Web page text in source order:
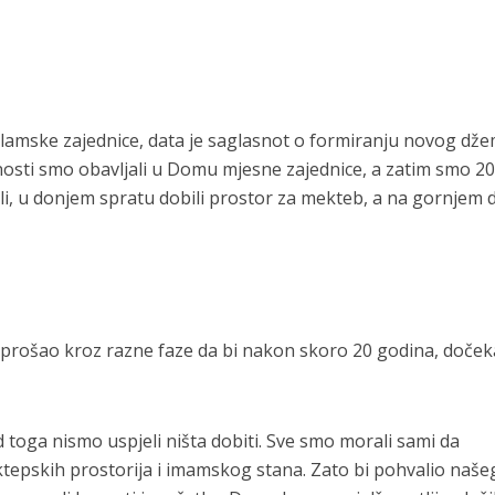
zajednice, data je saglasnot o formiranju novog
smo obavljali u Domu mjesne zajednice, a zatim smo
u donjem spratu dobili prostor za mekteb, a na gornjem
kroz razne faze da bi nakon skoro 20 godina,
nismo uspjeli ništa dobiti. Sve smo morali sami da
prostorija i imamskog stana. Zato bi pohvalio